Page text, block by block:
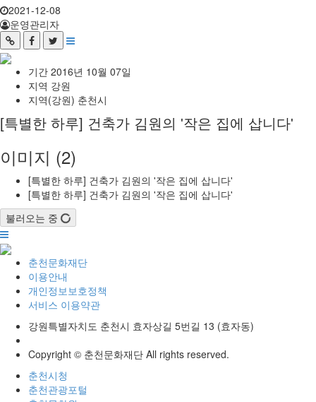
2021-12-08
운영관리자
기간 2016년 10월 07일
지역 강원
지역(강원) 춘천시
[특별한 하루] 건축가 김원의 '작은 집에 삽니다'
이미지 (2)
[특별한 하루] 건축가 김원의 '작은 집에 삽니다'
[특별한 하루] 건축가 김원의 '작은 집에 삽니다'
불러오는 중
춘천문화재단
이용안내
개인정보보호정책
서비스 이용약관
강원특별자치도 춘천시 효자상길 5번길 13 (효자동)
Copyright © 춘천문화재단 All rights reserved.
춘천시청
춘천관광포털